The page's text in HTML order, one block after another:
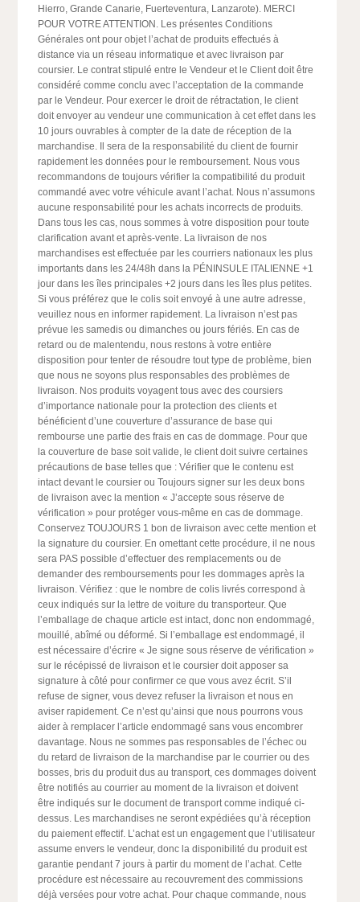
Hierro, Grande Canarie, Fuerteventura, Lanzarote). MERCI
POUR VOTRE ATTENTION. Les présentes Conditions
Générales ont pour objet l’achat de produits effectués à
distance via un réseau informatique et avec livraison par
coursier. Le contrat stipulé entre le Vendeur et le Client doit être
considéré comme conclu avec l’acceptation de la commande
par le Vendeur. Pour exercer le droit de rétractation, le client
doit envoyer au vendeur une communication à cet effet dans les
10 jours ouvrables à compter de la date de réception de la
marchandise. Il sera de la responsabilité du client de fournir
rapidement les données pour le remboursement. Nous vous
recommandons de toujours vérifier la compatibilité du produit
commandé avec votre véhicule avant l’achat. Nous n’assumons
aucune responsabilité pour les achats incorrects de produits.
Dans tous les cas, nous sommes à votre disposition pour toute
clarification avant et après-vente. La livraison de nos
marchandises est effectuée par les courriers nationaux les plus
importants dans les 24/48h dans la PÉNINSULE ITALIENNE +1
jour dans les îles principales +2 jours dans les îles plus petites.
Si vous préférez que le colis soit envoyé à une autre adresse,
veuillez nous en informer rapidement. La livraison n’est pas
prévue les samedis ou dimanches ou jours fériés. En cas de
retard ou de malentendu, nous restons à votre entière
disposition pour tenter de résoudre tout type de problème, bien
que nous ne soyons plus responsables des problèmes de
livraison. Nos produits voyagent tous avec des coursiers
d’importance nationale pour la protection des clients et
bénéficient d’une couverture d’assurance de base qui
rembourse une partie des frais en cas de dommage. Pour que
la couverture de base soit valide, le client doit suivre certaines
précautions de base telles que : Vérifier que le contenu est
intact devant le coursier ou Toujours signer sur les deux bons
de livraison avec la mention « J’accepte sous réserve de
vérification » pour protéger vous-même en cas de dommage.
Conservez TOUJOURS 1 bon de livraison avec cette mention et
la signature du coursier. En omettant cette procédure, il ne nous
sera PAS possible d’effectuer des remplacements ou de
demander des remboursements pour les dommages après la
livraison. Vérifiez : que le nombre de colis livrés correspond à
ceux indiqués sur la lettre de voiture du transporteur. Que
l’emballage de chaque article est intact, donc non endommagé,
mouillé, abîmé ou déformé. Si l’emballage est endommagé, il
est nécessaire d’écrire « Je signe sous réserve de vérification »
sur le récépissé de livraison et le coursier doit apposer sa
signature à côté pour confirmer ce que vous avez écrit. S’il
refuse de signer, vous devez refuser la livraison et nous en
aviser rapidement. Ce n’est qu’ainsi que nous pourrons vous
aider à remplacer l’article endommagé sans vous encombrer
davantage. Nous ne sommes pas responsables de l’échec ou
du retard de livraison de la marchandise par le courrier ou des
bosses, bris du produit dus au transport, ces dommages doivent
être notifiés au courrier au moment de la livraison et doivent
être indiqués sur le document de transport comme indiqué ci-
dessus. Les marchandises ne seront expédiées qu’à réception
du paiement effectif. L’achat est un engagement que l’utilisateur
assume envers le vendeur, donc la disponibilité du produit est
garantie pendant 7 jours à partir du moment de l’achat. Cette
procédure est nécessaire au recouvrement des commissions
déjà versées pour votre achat. Pour chaque commande, nous